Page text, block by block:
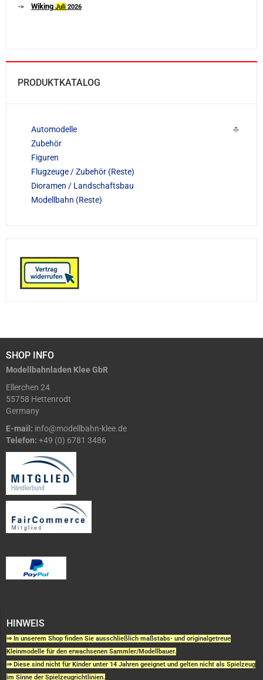
-> Wiking Juli 2026
PRODUKTKATALOG
Automodelle
Zubehör
Figuren
Flugzeuge / Zubehör (Reste)
Dioramen / Landschaftsbau
Modellbahn (Reste)
SHOP INFO
Modellbahnladen Klee GbR
Ellerchen 24
55758 Hettenrodt
Germany
E-mail: info@modellbahn-klee.de
Telefon: +49 (0) 6781 3486
HINWEIS
⇒ In unserem Shop finden Sie ausschließlich maßstabs- und originalgetreue
Kleinmodelle für den erwachsenen Sammler/Modellbauer.
⇒ Diese sind nicht für Kinder unter 14 Jahren geeignet und gelten nicht als Spielzeug
im Sinne der Spielzeugrichtlinien.